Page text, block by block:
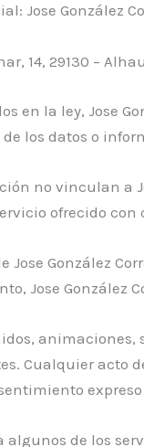
Jose González
14, 29130 –
en la ley, Jose
los datos o
no vinculan a
ofrecido
Jose González
Jose
Cualquier
expreso
de los